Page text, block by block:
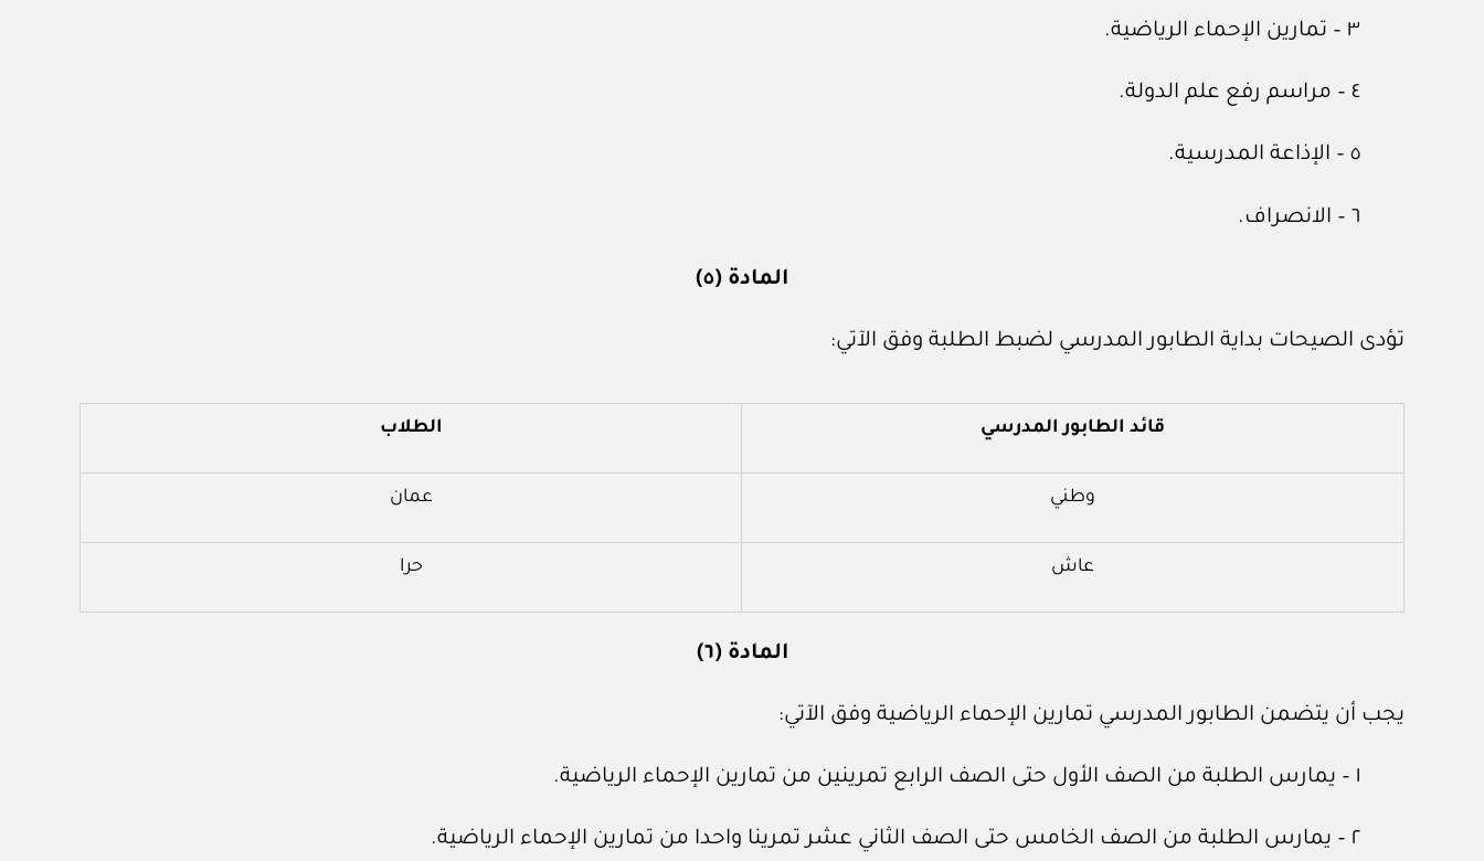
٣ – تمارين الإحماء الرياضية.
٤ – مراسم رفع علم الدولة.
٥ – الإذاعة المدرسية.
٦ – الانصراف.
المادة (٥)
تؤدى الصيحات بداية الطابور المدرسي لضبط الطلبة وفق الآتي:
قائد الطابور المدرسي الطلاب
وطني عمان
عاش حرا
المادة (٦)
يجب أن يتضمن الطابور المدرسي تمارين الإحماء الرياضية وفق الآتي:
١ – يمارس الطلبة من الصف الأول حتى الصف الرابع تمرينين من تمارين الإحماء الرياضية.
٢ – يمارس الطلبة من الصف الخامس حتى الصف الثاني عشر تمرينا واحدا من تمارين الإحماء الرياضية.